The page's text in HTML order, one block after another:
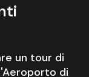
un tour di
di